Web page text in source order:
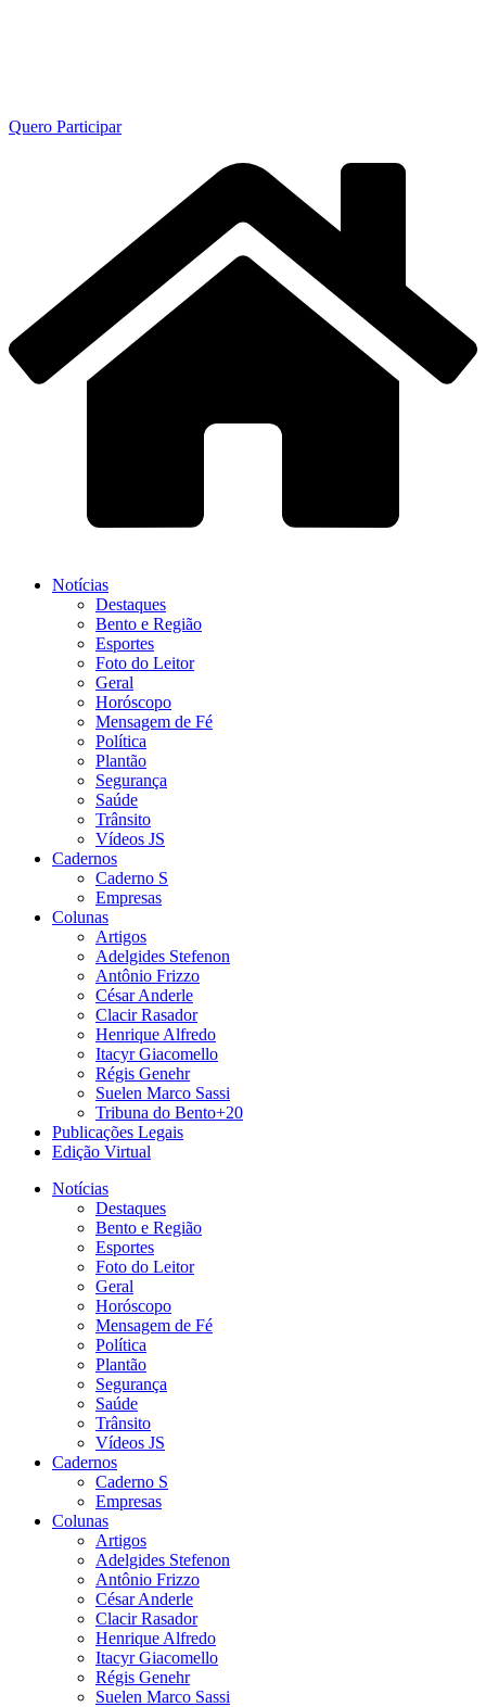
Quero Participar
Notícias
Destaques
Bento e Região
Esportes
Foto do Leitor
Geral
Horóscopo
Mensagem de Fé
Política
Plantão
Segurança
Saúde
Trânsito
Vídeos JS
Cadernos
Caderno S
Empresas
Colunas
Artigos
Adelgides Stefenon
Antônio Frizzo
César Anderle
Clacir Rasador
Henrique Alfredo
Itacyr Giacomello
Régis Genehr
Suelen Marco Sassi
Tribuna do Bento+20
Publicações Legais
Edição Virtual
Notícias
Destaques
Bento e Região
Esportes
Foto do Leitor
Geral
Horóscopo
Mensagem de Fé
Política
Plantão
Segurança
Saúde
Trânsito
Vídeos JS
Cadernos
Caderno S
Empresas
Colunas
Artigos
Adelgides Stefenon
Antônio Frizzo
César Anderle
Clacir Rasador
Henrique Alfredo
Itacyr Giacomello
Régis Genehr
Suelen Marco Sassi